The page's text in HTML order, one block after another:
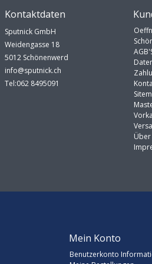
Kontaktdaten
Sputnick GmbH
Weidengasse 18
5012 Schönenwerd
info@sputnick.ch
Tel:062 8495091
Über
Mein Konto
Benutzerkonto